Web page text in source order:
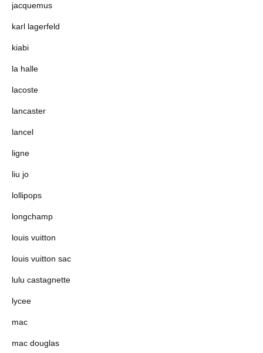
jacquemus
karl lagerfeld
kiabi
la halle
lacoste
lancaster
lancel
ligne
liu jo
lollipops
longchamp
louis vuitton
louis vuitton sac
lulu castagnette
lycee
mac
mac douglas